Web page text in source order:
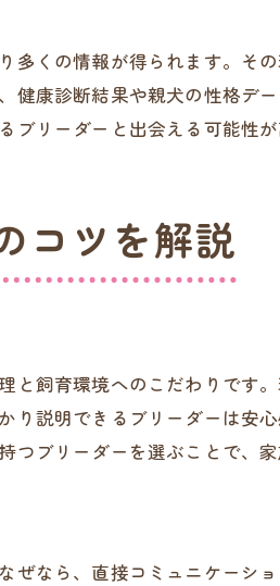
ト参加で分かるブリーダーの
ダーや飼い主との交流が広げる
イベントから得る信頼できる情報
と築く信頼関係のポイント
重ねて築くブリーダーとの信頼
きる取引のためのブリーダー
迎える前の信頼関係構築の流れ
た交流が信頼につながる理由
態を見極めるブリーダーとの
多くの情報が得られます。そ
健康診断結果や親犬の性格デ
リーダーと出会える可能性が
コツを解説
飼育環境へのこだわりです
説明できるブリーダーは安
ブリーダーを選ぶことで、
ぜなら、直接コミュニケーシ